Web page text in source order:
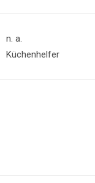
n. a.
Küchenhelfer